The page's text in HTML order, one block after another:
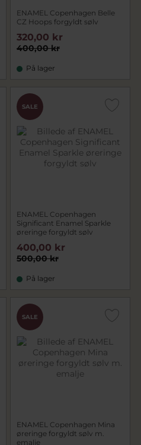
ENAMEL Copenhagen Belle
CZ Hoops forgyldt sølv
400,00 kr
320,00 kr
På lager
SALE
ENAMEL Copenhagen
Significant Enamel Sparkle
øreringe forgyldt sølv
500,00 kr
400,00 kr
På lager
SALE
ENAMEL Copenhagen Mina
øreringe forgyldt sølv m.
emalje